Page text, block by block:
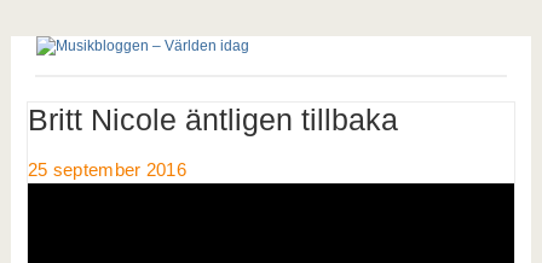
Britt Nicole äntligen tillbaka
25 september 2016